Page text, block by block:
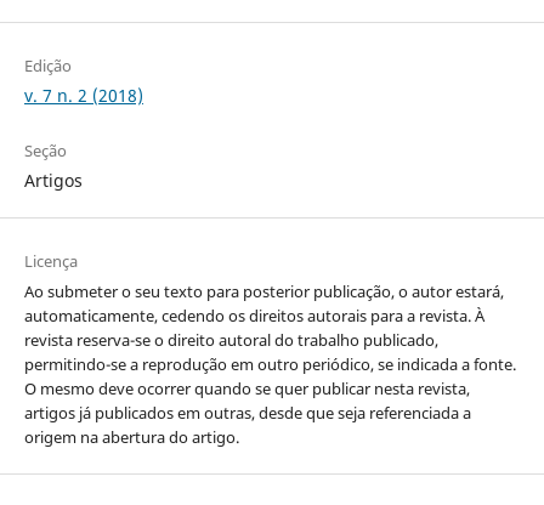
Edição
v. 7 n. 2 (2018)
Seção
Artigos
Licença
Ao submeter o seu texto para posterior publicação, o autor estará,
automaticamente, cedendo os direitos autorais para a revista. À
revista reserva-se o direito autoral do trabalho publicado,
permitindo-se a reprodução em outro periódico, se indicada a fonte.
O mesmo deve ocorrer quando se quer publicar nesta revista,
artigos já publicados em outras, desde que seja referenciada a
origem na abertura do artigo.